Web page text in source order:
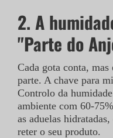
2. A
"Parte do
Cada gota conta, mas
parte. A chave para
Controlo da
ambiente com 60-
as aduelas
reter o seu produto.